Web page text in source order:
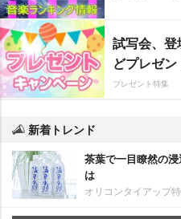
試写会、
どプレゼン
プレゼント特集
新着トレンド
茶葉で一目瞭然の
は
オリコンタイアップ